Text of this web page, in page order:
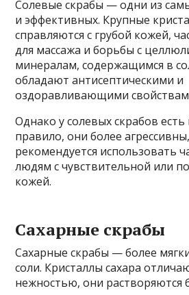
Солевые скрабы — одни из
и эффективных. Крупные
справляются с грубой кожей,
для массажа и борьбы с
минералам, содержащимся в
обладают антисептическими и
оздоравливающими
Однако у солевых скрабов
правило, они более
рекомендуется использовать
людям с чувствительной или
кожей.
Сахарные скрабы
Сахарные скрабы — более
соли. Кристаллы сахара
нежностью, они растворяются